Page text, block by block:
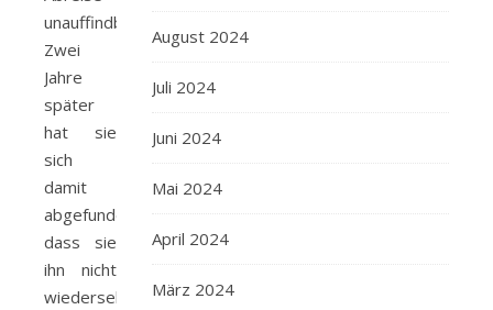
unauffindbar.
Zwei
Jahre
später
hat sie
sich
damit
abgefunden,
dass sie
ihn nicht
wiedersehen
August 2024
Juli 2024
Juni 2024
Mai 2024
April 2024
März 2024